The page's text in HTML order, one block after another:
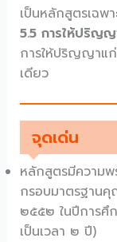
เป็นหลักสูตรเฉพ
5.5 การให้ปริญญ
การให้ปริญญาแ
เดียว
จุดเด่น
หลักสูตรมีความ
กรอบมาตรฐาน
๒๕๕๒ ในปีการศึ
เป็นเวลา ๒ ปี)